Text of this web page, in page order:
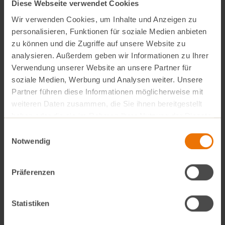
Diese Webseite verwendet Cookies
Wir verwenden Cookies, um Inhalte und Anzeigen zu
personalisieren, Funktionen für soziale Medien anbieten
zu können und die Zugriffe auf unsere Website zu
analysieren. Außerdem geben wir Informationen zu Ihrer
Verwendung unserer Website an unsere Partner für
soziale Medien, Werbung und Analysen weiter. Unsere
Partner führen diese Informationen möglicherweise mit
weiteren Daten zusammen, die Sie ihnen bereitgestellt
haben oder die sie im Rahmen Ihrer Nutzung der Dienste
Notwendig
Präferenzen
Statistiken
YouTube